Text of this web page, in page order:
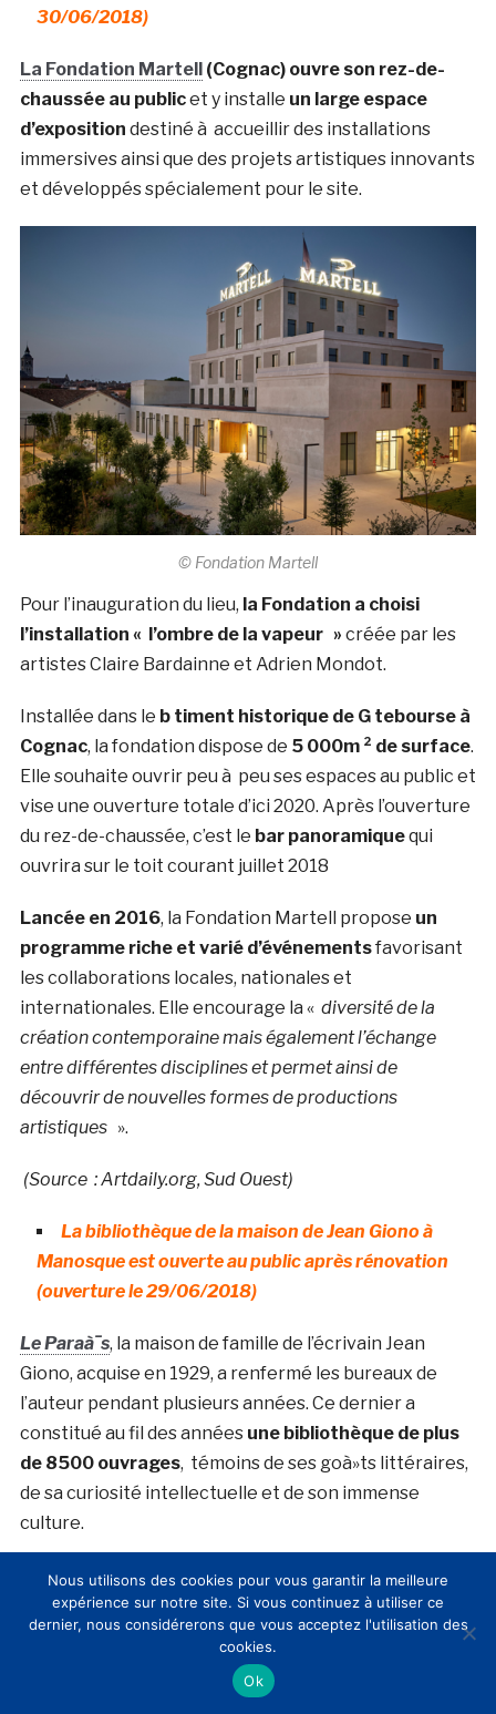
30/06/2018)
La Fondation Martell
(Cognac) ouvre son rez-de-
chaussée au publicet y installe un large espace
d’exposition destiné à accueillir des installations
immersives ainsi que des projets artistiques innovants
et développés spécialement pour le site.
© Fondation Martell
Pour l’inauguration du lieu, la Fondation a choisi
l’installation « l’ombre de la vapeur » créée par les
artistes Claire Bardainne et Adrien Mondot.
Installée dans le b timent historique de G tebourse à
Cognac, la fondation dispose de 5 000m ² de surface.
Elle souhaite ouvrir peu à peu ses espaces au public et
vise une ouverture totale d’ici 2020. Après l’ouverture
du rez-de-chaussée, c’est le bar panoramiquequi
ouvrira sur le toit courant juillet 2018
Lancée en 2016, la Fondation Martell propose un
programme riche et varié d’événementsfavorisant
les collaborations locales, nationales et
internationales. Elle encourage la « diversité de la
création contemporaine mais également l’échange
entre différentes disciplines et permet ainsi de
découvrir de nouvelles formes de productions
artistiques».
(Source : Artdaily.org, Sud Ouest)
La bibliothèque de la maison de Jean Giono à
Manosque est ouverte au public après rénovation
(ouverture le 29/06/2018)
Le Paraà¯s, la maison de famille de l’écrivain Jean
Giono, acquise en 1929, a renfermé les bureaux de
l’auteur pendant plusieurs années. Ce dernier a
constitué au fil des annéesune bibliothèque de plus
de 8500 ouvrages, témoins de ses goà»ts littéraires,
de sa curiosité intellectuelle et de son immense
culture.
Nous utilisons des cookies pour vous garantir la meilleure
expérience sur notre site. Si vous continuez à utiliser ce
dernier, nous considérerons que vous acceptez l'utilisation des
cookies.
Ok